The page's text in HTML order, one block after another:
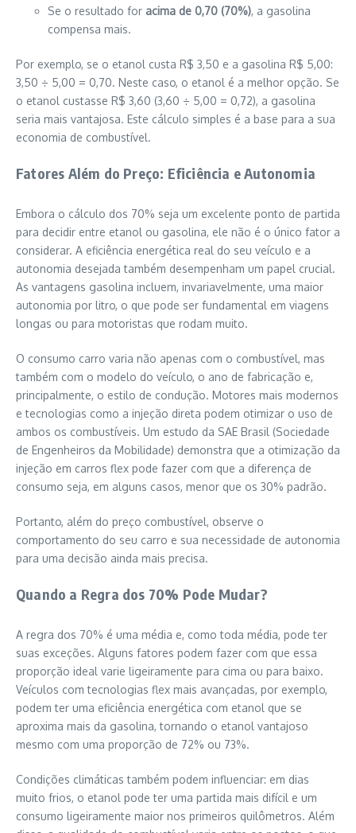
Se o resultado for acima de 0,70 (70%), a gasolina
compensa mais.
Por exemplo, se o etanol custa R$ 3,50 e a gasolina R$ 5,00:
3,50 ÷ 5,00 = 0,70. Neste caso, o etanol é a melhor opção. Se
o etanol custasse R$ 3,60 (3,60 ÷ 5,00 = 0,72), a gasolina
seria mais vantajosa. Este cálculo simples é a base para a sua
economia de combustível.
Fatores Além do Preço: Eficiência e Autonomia
Embora o cálculo dos 70% seja um excelente ponto de partida
para decidir entre etanol ou gasolina, ele não é o único fator a
considerar. A eficiência energética real do seu veículo e a
autonomia desejada também desempenham um papel crucial.
As vantagens gasolina incluem, invariavelmente, uma maior
autonomia por litro, o que pode ser fundamental em viagens
longas ou para motoristas que rodam muito.
O consumo carro varia não apenas com o combustível, mas
também com o modelo do veículo, o ano de fabricação e,
principalmente, o estilo de condução. Motores mais modernos
e tecnologias como a injeção direta podem otimizar o uso de
ambos os combustíveis. Um estudo da SAE Brasil (Sociedade
de Engenheiros da Mobilidade) demonstra que a otimização da
injeção em carros flex pode fazer com que a diferença de
consumo seja, em alguns casos, menor que os 30% padrão.
Portanto, além do preço combustível, observe o
comportamento do seu carro e sua necessidade de autonomia
para uma decisão ainda mais precisa.
Quando a Regra dos 70% Pode Mudar?
A regra dos 70% é uma média e, como toda média, pode ter
suas exceções. Alguns fatores podem fazer com que essa
proporção ideal varie ligeiramente para cima ou para baixo.
Veículos com tecnologias flex mais avançadas, por exemplo,
podem ter uma eficiência energética com etanol que se
aproxima mais da gasolina, tornando o etanol vantajoso
mesmo com uma proporção de 72% ou 73%.
Condições climáticas também podem influenciar: em dias
muito frios, o etanol pode ter uma partida mais difícil e um
consumo ligeiramente maior nos primeiros quilômetros. Além